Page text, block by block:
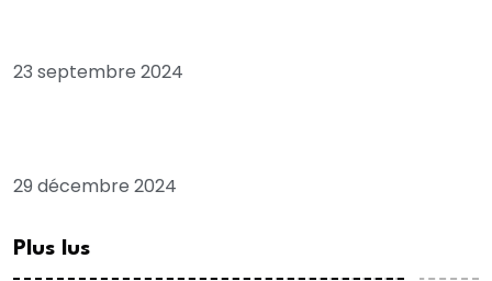
23 septembre 2024
29 décembre 2024
Plus lus